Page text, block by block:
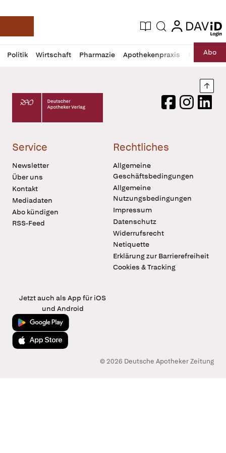
Deutsche Apotheker Zeitung
Aktuelle Ausgabe
Suche login
login
Politik Wirtschaft Pharmazie Apothekenpraxis RechtAbo
Profil
öffnen
Daz
Pur
Deutscher Apotheker Verlag Logo
FacebookInstagram
Service
Newsletter
Über uns
Kontakt
Mediadaten
Abo kündigen
RSS-Feed
Rechtliches
Allgemeine
Geschäftsbedingungen
Allgemeine
Nutzungsbedingungen
Impressum
Datenschutz
Widerrufsrecht
Netiquette
Erklärung zur Barrierefreiheit
Cookies & Tracking
Jetzt auch als App für iOS
und Android
Jetzt bei Google Play
Laden im App Store
© 2026 Deutsche Apotheker Zeitung